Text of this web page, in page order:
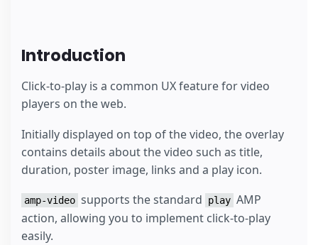
Introduction
Click-to-play is a common UX feature for video
players on the web.
Initially displayed on top of the video, the overlay
contains details about the video such as title,
duration, poster image, links and a play icon.
amp-video supports the standard play AMP
action, allowing you to implement click-to-play
easily.